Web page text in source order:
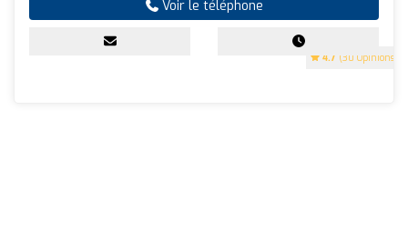
4.7 (30 Opinions)
Voir le téléphone